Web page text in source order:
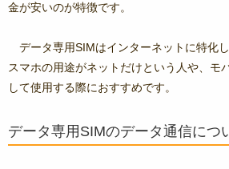
金が安いのが特徴です。
データ専用SIMはインターネットに特化
スマホの用途がネットだけという人や、モ
して使用する際におすすめです。
データ専用SIMのデータ通信につ